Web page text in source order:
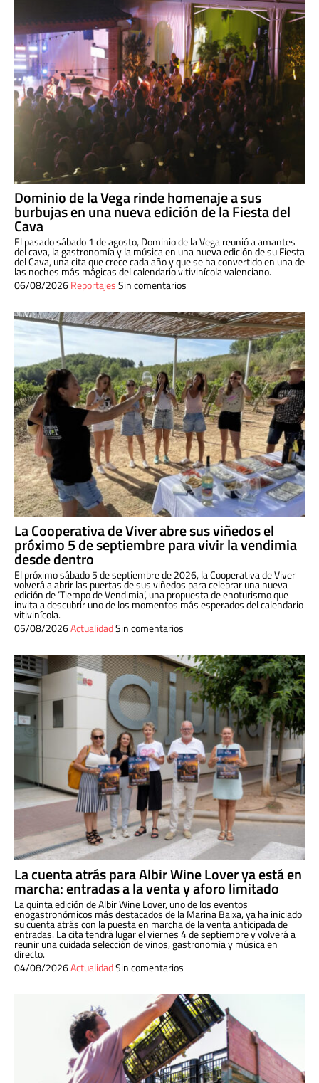
Dominio de la Vega rinde homenaje a sus
burbujas en una nueva edición de la Fiesta del
Cava
El pasado sábado 1 de agosto, Dominio de la Vega reunió a amantes
del cava, la gastronomía y la música en una nueva edición de su Fiesta
del Cava, una cita que crece cada año y que se ha convertido en una de
las noches más mágicas del calendario vitivinícola valenciano.
06/08/2026ReportajesSin comentarios
La Cooperativa de Viver abre sus viñedos el
próximo 5 de septiembre para vivir la vendimia
desde dentro
El próximo sábado 5 de septiembre de 2026, la Cooperativa de Viver
volverá a abrir las puertas de sus viñedos para celebrar una nueva
edición de ‘Tiempo de Vendimia’, una propuesta de enoturismo que
invita a descubrir uno de los momentos más esperados del calendario
vitivinícola.
05/08/2026ActualidadSin comentarios
La cuenta atrás para Albir Wine Lover ya está en
marcha: entradas a la venta y aforo limitado
La quinta edición de Albir Wine Lover, uno de los eventos
enogastronómicos más destacados de la Marina Baixa, ya ha iniciado
su cuenta atrás con la puesta en marcha de la venta anticipada de
entradas. La cita tendrá lugar el viernes 4 de septiembre y volverá a
reunir una cuidada selección de vinos, gastronomía y música en
directo.
04/08/2026ActualidadSin comentarios